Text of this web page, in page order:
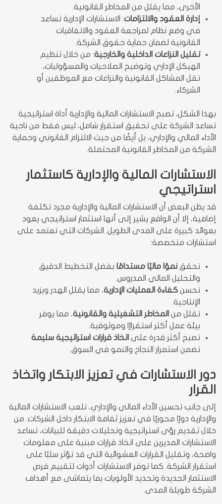
الأخرى، مما يقلل من المخاطر القانونية.
إدارة العقود والالتزامات: الاستشارات الإدارية تساعد
في وضع نظام لمراجعة العقود والاتفاقيات
القانونية لضمان حماية حقوق الشركة.
تقليل النزاعات الداخلية والخارجية: من خلال تنظيم
الهيكل الإداري وتوضيح الصلاحيات والمسؤوليات،
تقل المشاكل القانونية والنزاعات مع الموظفين أو
الشركاء.
بهذا الشكل، تصبح الاستشارات المالية والإدارية أداة استراتيجية
تساعد الشركة على تحقيق استقرار شامل، ليس فقط من ناحية
الأداء المالي والإداري، بل أيضًا من حيث الالتزام القانوني وحماية
الشركة من المخاطر القانونية المحتملة.
الاستشارات المالية والإدارية كاستثمار
استراتيجي
قد يظن البعض أن الاستشارات المالية والإدارية مجرد تكلفة
إضافية، إلا أن الواقع يشير إلى أنها استثمار استراتيجي يعود
بعوائد كبيرة على المدى الطويل. الشركات التي تعتمد على
استشارات متخصصة:
تحقق نموًا ماليًا مستدامًا بفضل التخطيط الدقيق
والتحليل المالي المدروس.
تحسن كفاءة العمليات الإدارية، مما يقلل الهدر ويزيد
الإنتاجية.
تقلل من المخاطر التشغيلية والقانونية، مما يوفر
بيئة عمل أكثر استقرارًا وموثوقية.
تصبح أكثر قدرة على اتخاذ قرارات استراتيجية سليمة
تضمن استمرار النجاح والنمو في السوق.
دور الاستشارات في تعزيز الابتكار واتخاذ
القرار
إلى جانب تحسين الأداء المالي والإداري، تلعب الاستشارات المالية
والإدارية دورًا محوريًا في تعزيز ثقافة الابتكار داخل الشركات. من
خلال تقديم رؤى استراتيجية وتحليلات دقيقة للبيانات، تساعد
الاستشارات المديرين على اتخاذ قرارات مبنية على معلومات
واضحة، وتقليل القرارات العشوائية التي قد تؤثر سلبًا على
استقرار الشركة. كما توفر الاستشارات أدوات لتقييم فرص
الاستثمار الجديدة وتحديد الأولويات بما يتماشى مع أهداف
الشركة طويلة المدى.